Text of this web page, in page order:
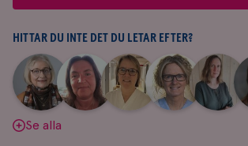
&
svar
HITTAR DU INTE DET DU LETAR EFTER?
Aina
Johnsson
|
Anne
Andersson
Fredrika
Killander
|
Jeanette
Bäcklund
|
Maria
Edegran
|
Se alla